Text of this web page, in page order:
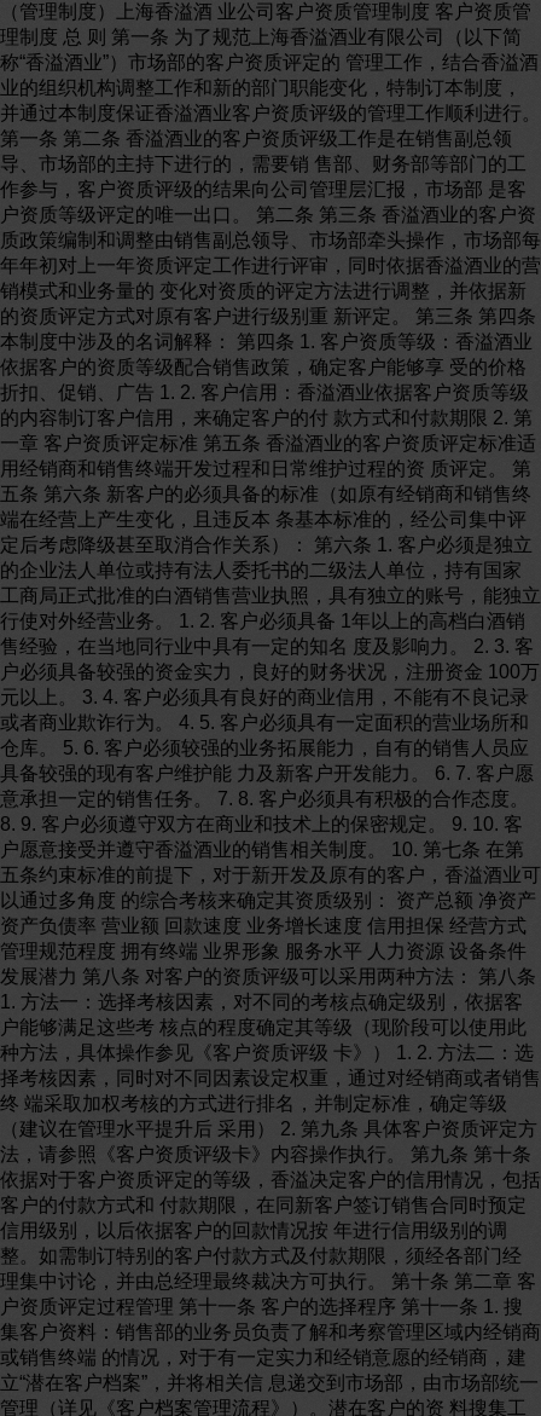
（管理制度）上海香溢酒 业公司客户资质管理制度 客户资质管
理制度 总 则 第一条 为了规范上海香溢酒业有限公司（以下简
称“香溢酒业”）市场部的客户资质评定的 管理工作，结合香溢酒
业的组织机构调整工作和新的部门职能变化，特制订本制度，
并通过本制度保证香溢酒业客户资质评级的管理工作顺利进行。
第一条 第二条 香溢酒业的客户资质评级工作是在销售副总领
导、市场部的主持下进行的，需要销 售部、财务部等部门的工
作参与，客户资质评级的结果向公司管理层汇报，市场部 是客
户资质等级评定的唯一出口。 第二条 第三条 香溢酒业的客户资
质政策编制和调整由销售副总领导、市场部牵头操作，市场部每
年年初对上一年资质评定工作进行评审，同时依据香溢酒业的营
销模式和业务量的 变化对资质的评定方法进行调整，并依据新
的资质评定方式对原有客户进行级别重 新评定。 第三条 第四条
本制度中涉及的名词解释： 第四条 1. 客户资质等级：香溢酒业
依据客户的资质等级配合销售政策，确定客户能够享 受的价格
折扣、促销、广告 1. 2. 客户信用：香溢酒业依据客户资质等级
的内容制订客户信用，来确定客户的付 款方式和付款期限 2. 第
一章 客户资质评定标准 第五条 香溢酒业的客户资质评定标准适
用经销商和销售终端开发过程和日常维护过程的资 质评定。 第
五条 第六条 新客户的必须具备的标准（如原有经销商和销售终
端在经营上产生变化，且违反本 条基本标准的，经公司集中评
定后考虑降级甚至取消合作关系）： 第六条 1. 客户必须是独立
的企业法人单位或持有法人委托书的二级法人单位，持有国家
工商局正式批准的白酒销售营业执照，具有独立的账号，能独立
行使对外经营业务。 1. 2. 客户必须具备 1年以上的高档白酒销
售经验，在当地同行业中具有一定的知名 度及影响力。 2. 3. 客
户必须具备较强的资金实力，良好的财务状况，注册资金 100万
元以上。 3. 4. 客户必须具有良好的商业信用，不能有不良记录
或者商业欺诈行为。 4. 5. 客户必须具有一定面积的营业场所和
仓库。 5. 6. 客户必须较强的业务拓展能力，自有的销售人员应
具备较强的现有客户维护能 力及新客户开发能力。 6. 7. 客户愿
意承担一定的销售任务。 7. 8. 客户必须具有积极的合作态度。
8. 9. 客户必须遵守双方在商业和技术上的保密规定。 9. 10. 客
户愿意接受并遵守香溢酒业的销售相关制度。 10. 第七条 在第
五条约束标准的前提下，对于新开发及原有的客户，香溢酒业可
以通过多角度 的综合考核来确定其资质级别： 资产总额 净资产
资产负债率 营业额 回款速度 业务增长速度 信用担保 经营方式
管理规范程度 拥有终端 业界形象 服务水平 人力资源 设备条件
发展潜力 第八条 对客户的资质评级可以采用两种方法： 第八条
1. 方法一：选择考核因素，对不同的考核点确定级别，依据客
户能够满足这些考 核点的程度确定其等级（现阶段可以使用此
种方法，具体操作参见《客户资质评级 卡》） 1. 2. 方法二：选
择考核因素，同时对不同因素设定权重，通过对经销商或者销售
终 端采取加权考核的方式进行排名，并制定标准，确定等级
（建议在管理水平提升后 采用） 2. 第九条 具体客户资质评定方
法，请参照《客户资质评级卡》内容操作执行。 第九条 第十条
依据对于客户资质评定的等级，香溢决定客户的信用情况，包括
客户的付款方式和 付款期限，在同新客户签订销售合同时预定
信用级别，以后依据客户的回款情况按 年进行信用级别的调
整。如需制订特别的客户付款方式及付款期限，须经各部门经
理集中讨论，并由总经理最终裁决方可执行。 第十条 第二章 客
户资质评定过程管理 第十一条 客户的选择程序 第十一条 1. 搜
集客户资料：销售部的业务员负责了解和考察管理区域内经销商
或销售终端 的情况，对于有一定实力和经销意愿的经销商，建
立“潜在客户档案”，并将相关信 息递交到市场部，由市场部统一
管理（详见《客户档案管理流程》）。潜在客户的资 料搜集工